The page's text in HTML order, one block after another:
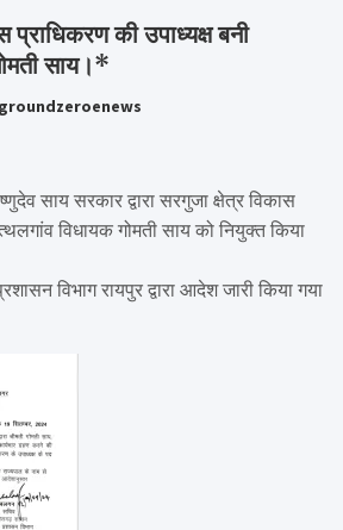
की उपाध्यक्ष बनी
साय।*
groundzeroenews
साय सरकार द्वारा सरगुजा क्षेत्र विकास
विधायक गोमती साय को नियुक्त किया
विभाग रायपुर द्वारा आदेश जारी किया गया